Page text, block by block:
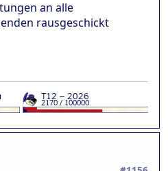
an alle
rausgeschickt